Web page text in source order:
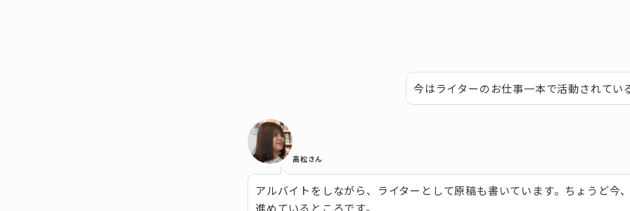
今はライターのお仕事一本で活動されてい
高松さん
アルバイトをしながら、ライターとして原稿も書いています。ちょうど今